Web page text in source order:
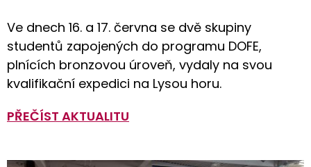
Ve dnech 16. a 17. června se dvě skupiny
studentů zapojených do programu DOFE,
plnících bronzovou úroveň, vydaly na svou
kvalifikační expedici na Lysou horu.
PŘEČÍST AKTUALITU